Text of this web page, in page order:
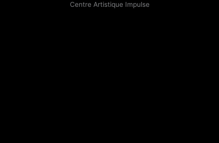
Centre Artistique Impulse